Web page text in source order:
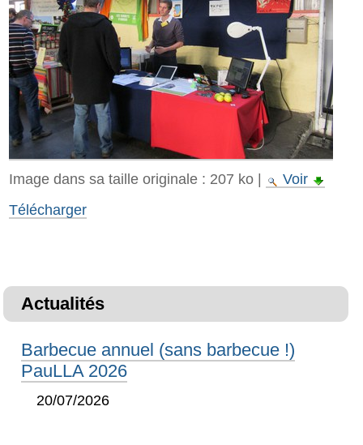
Image dans sa taille originale : 207 ko|
Voir
Télécharger
Actualités
Barbecue annuel (sans barbecue !)
PauLLA 2026
20/07/2026